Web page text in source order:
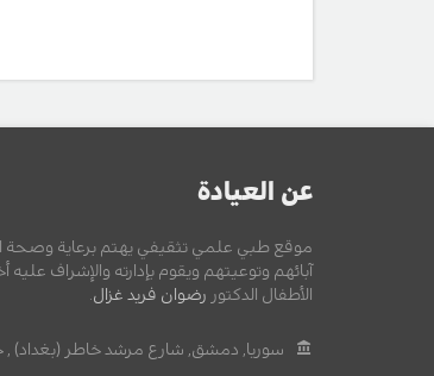
عن العيادة
موقع طبي علمي تثقيفي يهتم برعاية وصحة
آبائهم وتوعيتهم ويقوم بإدارته والإشراف
الأطفال الدكتور رضوان فريد غزال.
سوريا, دمشق, شارع مرشد خاطر (بغداد) ,